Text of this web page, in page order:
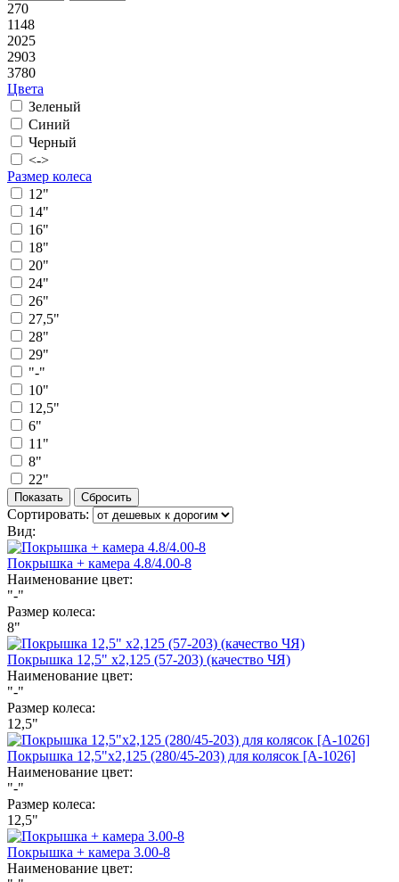
270
1148
2025
2903
3780
Цвета
Зеленый
Синий
Черный
<->
Размер колеса
12"
14"
16"
18"
20"
24"
26"
27,5"
28"
29"
"-"
10"
12,5"
6"
11"
8"
22"
Сортировать:
Вид:
Покрышка + камера 4.8/4.00-8
Наименование цвет:
"-"
Размер колеса:
8"
Покрышка 12,5" х2,125 (57-203) (качество ЧЯ)
Наименование цвет:
"-"
Размер колеса:
12,5"
Покрышка 12,5"х2,125 (280/45-203) для колясок [А-1026]
Наименование цвет:
"-"
Размер колеса:
12,5"
Покрышка + камера 3.00-8
Наименование цвет: